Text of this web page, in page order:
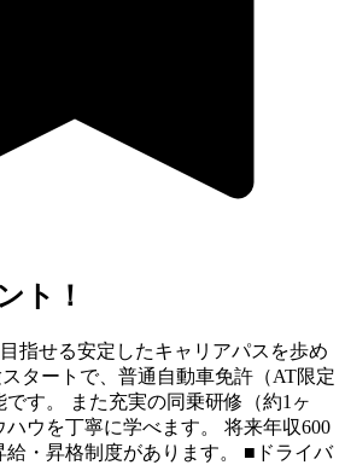
ト！
指せる安定したキャリアパスを歩め
タートで、普通自動車免許（AT限定
す。 また充実の同乗研修（約1ヶ
ハウを丁寧に学べます。 将来年収600
・昇格制度があります。 ■ドライバ